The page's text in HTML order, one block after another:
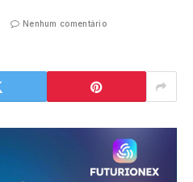
Nenhum comentário